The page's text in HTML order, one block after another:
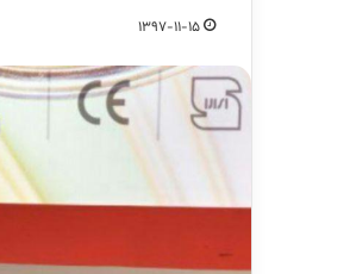
1397-11-15